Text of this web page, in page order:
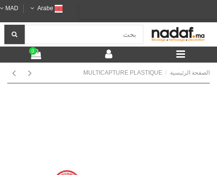
Arabe
MAD
0
الصفحة الرئيسية MULTICAPTURE PLASTIQUE